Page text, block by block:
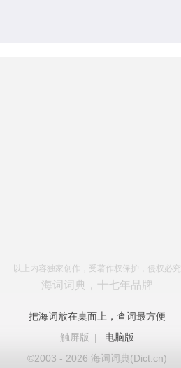
以上内容独家创作，受著作权保护，侵权必究
海词词典，十七年品牌
把海词放在桌面上，查词最方便
触屏版
|
电脑版
©2003 - 2026 海词词典(Dict.cn)